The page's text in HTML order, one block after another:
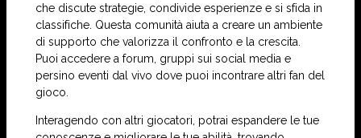
che discute strategie, condivide esperienze e si sfida in
classifiche. Questa comunità aiuta a creare un ambiente
di supporto che valorizza il confronto e la crescita.
Puoi accedere a forum, gruppi sui social media e
persino eventi dal vivo dove puoi incontrare altri fan del
gioco.
Interagendo con altri giocatori, potrai espandere le tue